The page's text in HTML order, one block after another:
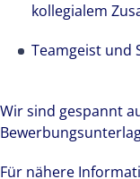
kollegialem
Teamgeist und
Wir sind gespannt
Für nähere